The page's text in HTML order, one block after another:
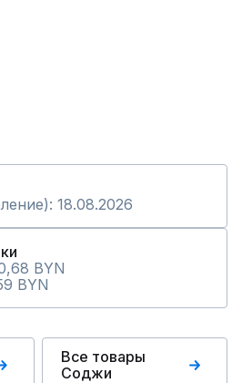
18.08.2026
BYN
BYN
Все товары
Соджи